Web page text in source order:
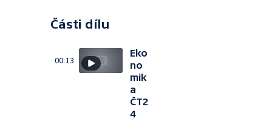
Části dílu
00:13
Eko
no
mik
a
ČT2
4